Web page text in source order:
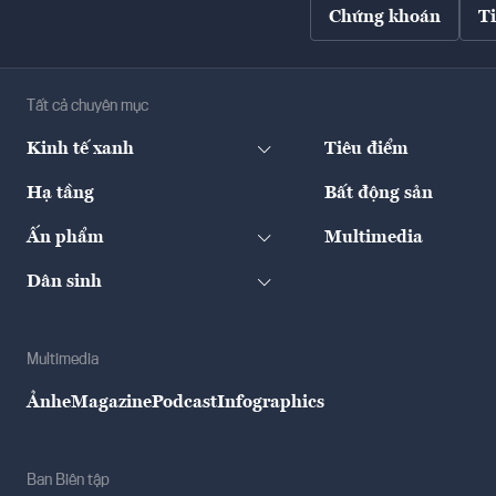
Chứng khoán
Tất cả chuyên mục
Kinh tế xanh Tiêu điểm
Hạ tầng Bất động sản
Ấn phẩm Multimedia
Dân sinh
Multimedia
ẢnheMagazinePodcastInfographics
Ban Biên tập